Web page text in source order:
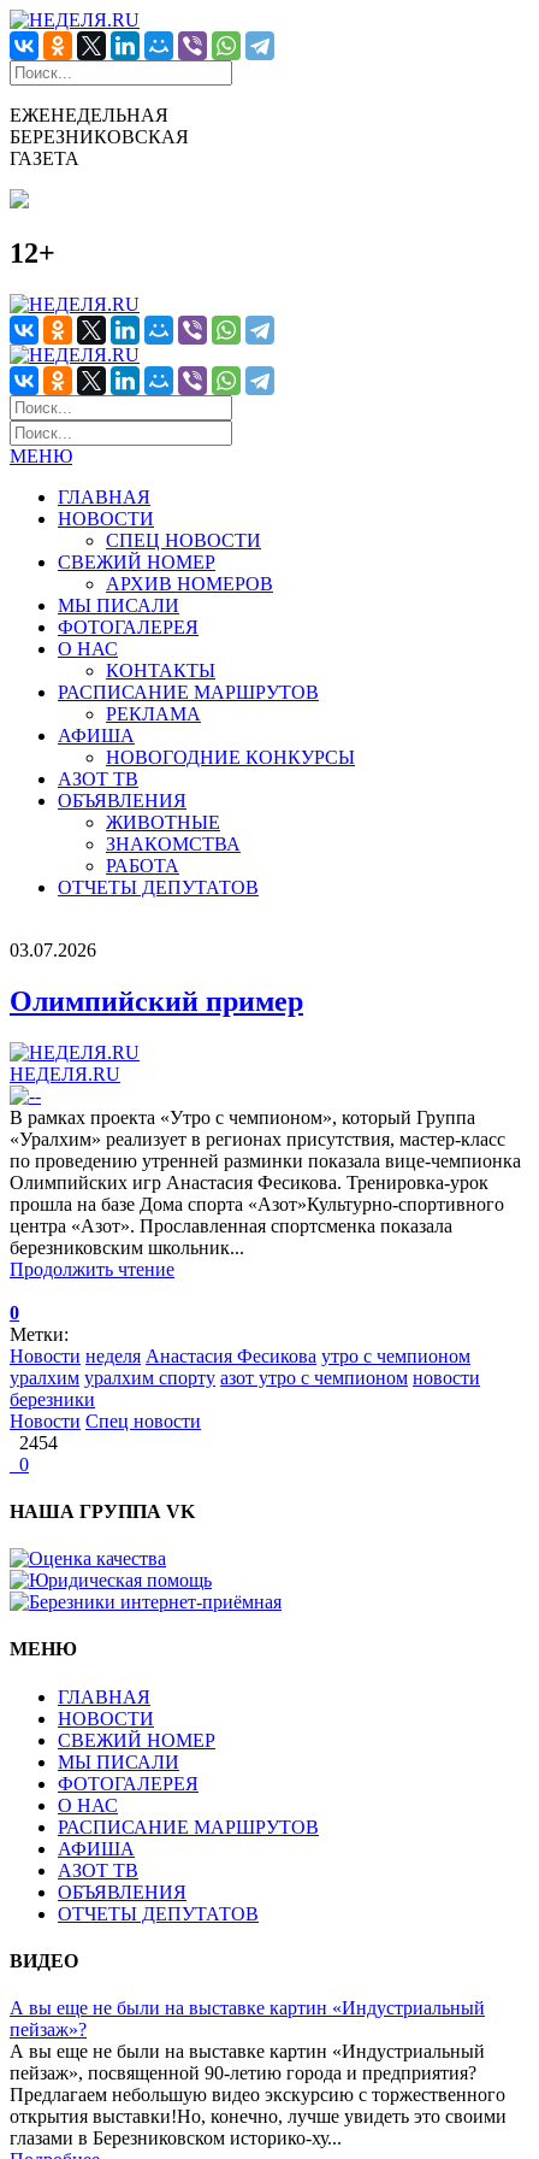
ЕЖЕНЕДЕЛЬНАЯ
БЕРЕЗНИКОВСКАЯ
ГАЗЕТА
12+
МЕНЮ
ГЛАВНАЯ
НОВОСТИ
СПЕЦ НОВОСТИ
СВЕЖИЙ НОМЕР
АРХИВ НОМЕРОВ
МЫ ПИСАЛИ
ФОТОГАЛЕРЕЯ
О НАС
КОНТАКТЫ
РАСПИСАНИЕ МАРШРУТОВ
РЕКЛАМА
АФИША
НОВОГОДНИЕ КОНКУРСЫ
АЗОТ ТВ
ОБЪЯВЛЕНИЯ
ЖИВОТНЫЕ
ЗНАКОМСТВА
РАБОТА
ОТЧЕТЫ ДЕПУТАТОВ
03.07.2026
Олимпийский пример
НЕДЕЛЯ.RU
В рамках проекта «Утро с чемпионом», который Группа
«Уралхим» реализует в регионах присутствия, мастер-класс
по проведению утренней разминки показала вице-чемпионка
Олимпийских игр Анастасия Фесикова. Тренировка-урок
прошла на базе Дома спорта «Азот»Культурно-спортивного
центра «Азот». Прославленная спортсменка показала
березниковским школьник...
Продолжить чтение
0
Метки:
Новости неделя Анастасия Фесикова утро с чемпионом
уралхим уралхим спорту азот утро с чемпионом новости
березники
Новости Спец новости
2454
0
НАША ГРУППА VK
МЕНЮ
ГЛАВНАЯ
НОВОСТИ
СВЕЖИЙ НОМЕР
МЫ ПИСАЛИ
ФОТОГАЛЕРЕЯ
О НАС
РАСПИСАНИЕ МАРШРУТОВ
АФИША
АЗОТ ТВ
ОБЪЯВЛЕНИЯ
ОТЧЕТЫ ДЕПУТАТОВ
ВИДЕО
А вы еще не были на выставке картин «Индустриальный
пейзаж»?
А вы еще не были на выставке картин «Индустриальный
пейзаж», посвященной 90-летию города и предприятия?
Предлагаем небольшую видео экскурсию с торжественного
открытия выставки!Но, конечно, лучше увидеть это своими
глазами в Березниковском историко-ху...